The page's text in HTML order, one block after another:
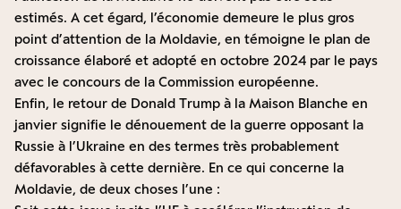
estimés. A cet égard, l’économie demeure le plus gros
point d’attention de la Moldavie, en témoigne le plan de
croissance élaboré et adopté en octobre 2024 par le pays
avec le concours de la Commission européenne.
Enfin, le retour de Donald Trump à la Maison Blanche en
janvier signifie le dénouement de la guerre opposant la
Russie à l’Ukraine en des termes très probablement
défavorables à cette dernière. En ce qui concerne la
Moldavie, de deux choses l’une :